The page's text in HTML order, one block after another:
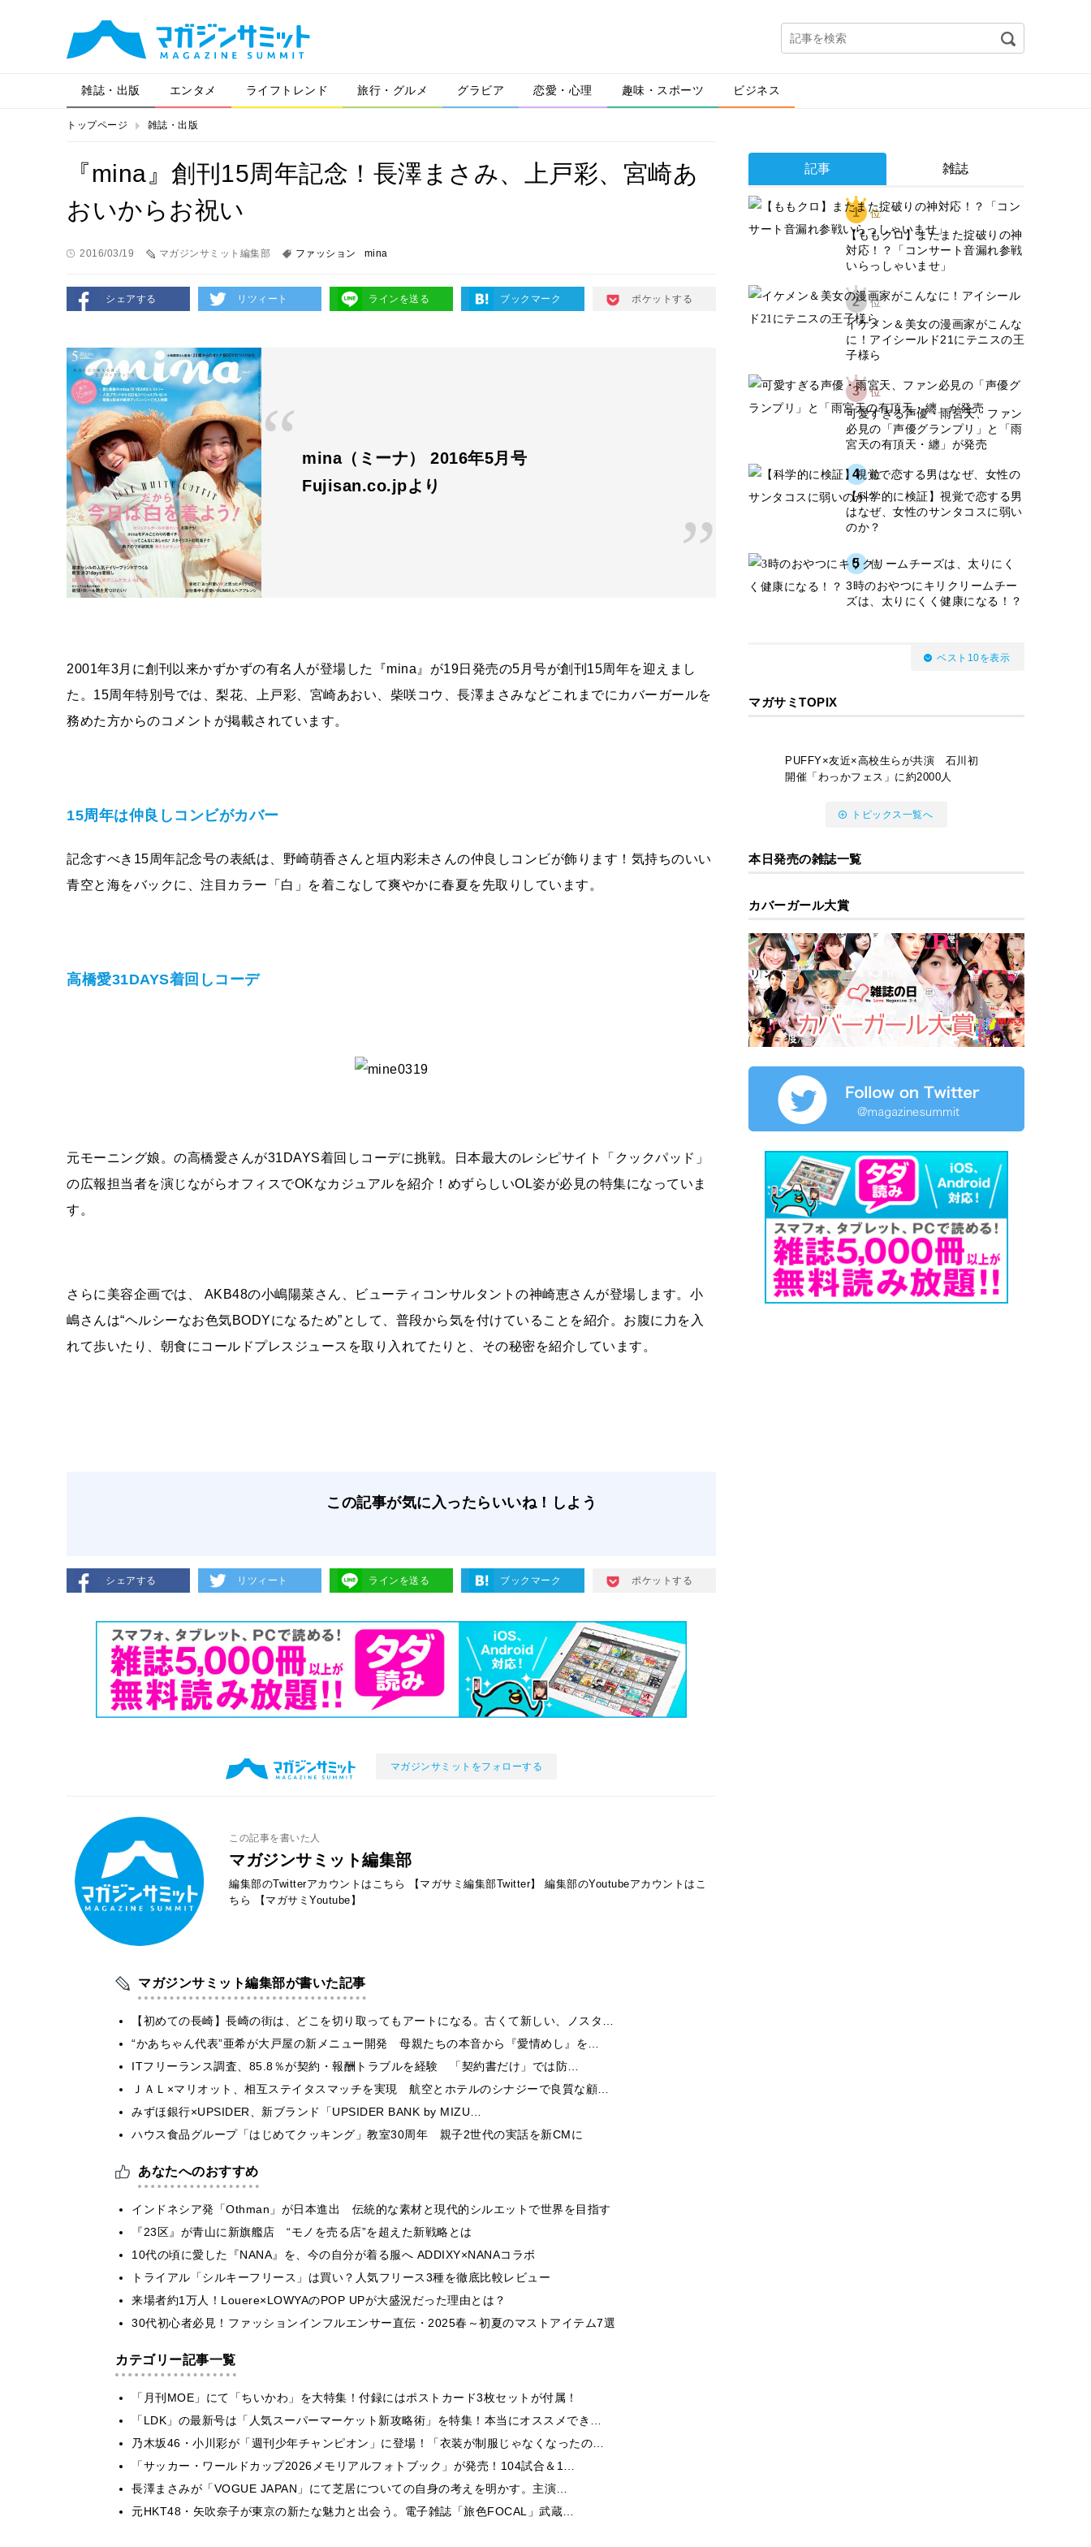
雑誌・出版 エンタメ ライフトレンド 旅行・グルメ グラビア 恋愛・心理 趣味・スポーツ ビジネス
トップページ 雑誌・出版
『mina』創刊15周年記念！長澤まさみ、上戸彩、宮崎あ
おいからお祝い
2016/03/19 マガジンサミット編集部 ファッション mina
シェアする リツィート ラインを送る ブックマーク ポケットする
mina（ミーナ） 2016年5月号
Fujisan.co.jpより
2001年3月に創刊以来かずかずの有名人が登場した『mina』が19日発売の5月号が創刊15周年を迎えまし
た。15周年特別号では、梨花、上戸彩、宮崎あおい、柴咲コウ、長澤まさみなどこれまでにカバーガールを
務めた方からのコメントが掲載されています。
15周年は仲良しコンビがカバー
記念すべき15周年記念号の表紙は、野崎萌香さんと垣内彩未さんの仲良しコンビが飾ります！気持ちのいい
青空と海をバックに、注目カラー「白」を着こなして爽やかに春夏を先取りしています。
高橋愛31DAYS着回しコーデ
元モーニング娘。の高橋愛さんが31DAYS着回しコーデに挑戦。日本最大のレシピサイト「クックパッド」
の広報担当者を演じながらオフィスでOKなカジュアルを紹介！めずらしいOL姿が必見の特集になっていま
す。
さらに美容企画では、 AKB48の小嶋陽菜さん、ビューティコンサルタントの神崎恵さんが登場します。小
嶋さんは“ヘルシーなお色気BODYになるため”として、普段から気を付けていることを紹介。お腹に力を入
れて歩いたり、朝食にコールドプレスジュースを取り入れてたりと、その秘密を紹介しています。
この記事が気に入ったらいいね！しよう
シェアする リツィート ラインを送る ブックマーク ポケットする
マガジンサミットをフォローする
この記事を書いた人
マガジンサミット編集部
編集部のTwitterアカウントはこちら 【マガサミ編集部Twitter】
編集部のYoutubeアカウントはこ
ちら
【マガサミYoutube】
マガジンサミット編集部が書いた記事
【初めての長崎】長崎の街は、どこを切り取ってもアートになる。古くて新しい、ノスタ…
“かあちゃん代表”亜希が大戸屋の新メニュー開発 母親たちの本音から『愛情めし』を…
ITフリーランス調査、85.8％が契約・報酬トラブルを経験 「契約書だけ」では防…
ＪＡＬ×マリオット、相互ステイタスマッチを実現 航空とホテルのシナジーで良質な顧…
みずほ銀行×UPSIDER、新ブランド「UPSIDER BANK by MIZU…
ハウス食品グループ「はじめてクッキング」教室30周年 親子2世代の実話を新CMに
あなたへのおすすめ
インドネシア発「Othman」が日本進出 伝統的な素材と現代的シルエットで世界を目指す
『23区』が青山に新旗艦店 “モノを売る店”を超えた新戦略とは
10代の頃に愛した『NANA』を、今の自分が着る服へ ADDIXY×NANAコラボ
トライアル「シルキーフリース」は買い？人気フリース3種を徹底比較レビュー
来場者約1万人！Louere×LOWYAのPOP UPが大盛況だった理由とは？
30代初心者必見！ファッションインフルエンサー直伝・2025春～初夏のマストアイテム7選
カテゴリー記事一覧
「月刊MOE」にて「ちいかわ」を大特集！付録にはポストカード3枚セットが付属！
「LDK」の最新号は「人気スーパーマーケット新攻略術」を特集！本当にオススメでき…
乃木坂46・小川彩が「週刊少年チャンピオン」に登場！「衣装が制服じゃなくなったの…
「サッカー・ワールドカップ2026メモリアルフォトブック」が発売！104試合＆1…
長澤まさみが「VOGUE JAPAN」にて芝居についての自身の考えを明かす。主演…
元HKT48・矢吹奈子が東京の新たな魅力と出会う。電子雑誌「旅色FOCAL」武蔵…
記事 雑誌
1 位
【ももクロ】またまた掟破りの神
対応！？「コンサート音漏れ参戦
いらっしゃいませ」
2 位
イケメン＆美女の漫画家がこんな
に！アイシールド21にテニスの王
子様ら
3 位
可愛すぎる声優・雨宮天、ファン
必見の「声優グランプリ」と「雨
宮天の有頂天・纏」が発売
4 位
【科学的に検証】視覚で恋する男
はなぜ、女性のサンタコスに弱い
のか？
5 位
3時のおやつにキリクリームチー
ズは、太りにくく健康になる！？
ベスト10を表示
マガサミTOPIX
PUFFY×友近×高校生らが共演 石川初
開催「わっかフェス」に約2000人
トピックス一覧へ
本日発売の雑誌一覧
カバーガール大賞